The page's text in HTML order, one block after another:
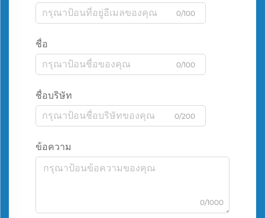
0/100
ชื่อ
0/100
ชื่อบริษัท
0/200
ข้อความ
0/1000